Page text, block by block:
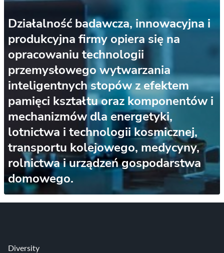
Działalność badawcza, innowacyjna i
produkcyjna firmy opiera się na
opracowaniu technologii
przemysłowego wytwarzania
inteligentnych stopów z efektem
pamięci kształtu oraz komponentów i
mechanizmów dla energetyki,
lotnictwa i technologii kosmicznej,
transportu kolejowego, medycyny,
rolnictwa i urządzeń gospodarstwa
domowego.
Diversity